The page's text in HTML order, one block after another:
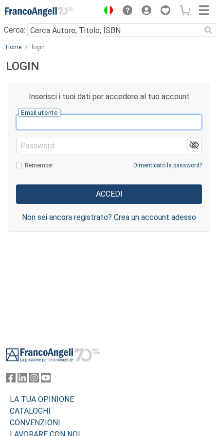
Menu
Cerca:
Main content
Home login
LOGIN
Inserisci i tuoi dati per accedere al tuo account
Email utente
Password
Remember Dimenticato la password?
Non sei ancora registrato? Crea un account adesso
LA TUA OPINIONE
CATALOGHI
CONVENZIONI